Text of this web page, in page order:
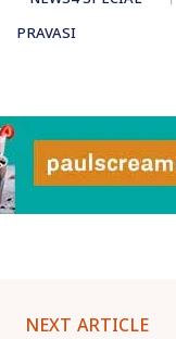
PRAVASI
NEXT ARTICLE